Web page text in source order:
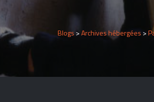
Blogs>Archives hébergées >